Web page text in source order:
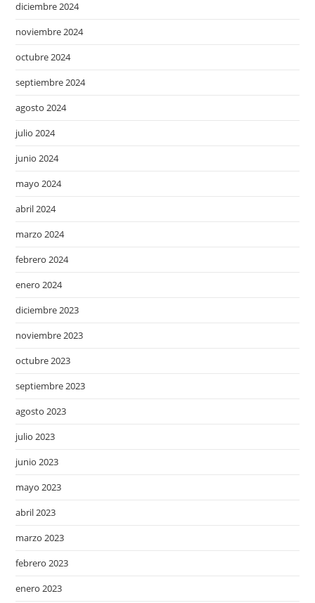
diciembre 2024
noviembre 2024
octubre 2024
septiembre 2024
agosto 2024
julio 2024
junio 2024
mayo 2024
abril 2024
marzo 2024
febrero 2024
enero 2024
diciembre 2023
noviembre 2023
octubre 2023
septiembre 2023
agosto 2023
julio 2023
junio 2023
mayo 2023
abril 2023
marzo 2023
febrero 2023
enero 2023